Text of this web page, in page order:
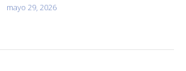
mayo 29, 2026